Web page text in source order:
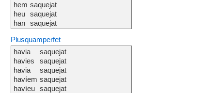
hem
heu
han
saquejat
saquejat
saquejat
Plusquamperfet
havia
havies
havia
havíem
havíeu
saquejat
saquejat
saquejat
saquejat
saquejat